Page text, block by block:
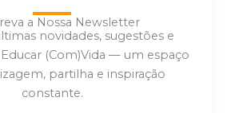
a Nossa Newsletter
novidades, sugestões e
(Com)Vida — um espaço
partilha e inspiração
constante.